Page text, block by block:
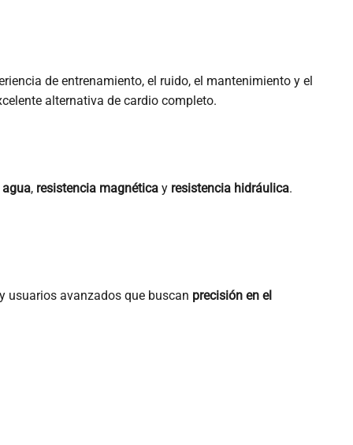
de entrenamiento, el ruido, el mantenimiento y el
alternativa de cardio completo.
agua, resistencia magnética y resistencia hidráulica.
usuarios avanzados que buscan precisión en el